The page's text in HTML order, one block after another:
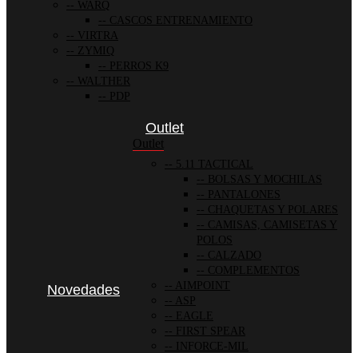
WARQ
CASCOS ENTRENAMIENTO
VIRTRA
ZYMIQ
PERROS K9
WALTHER
PDP
Novedades
Outlet
Outlet
5.11 TACTICAL
BOLSAS Y MOCHILAS
PANTALONES
CHAQUETAS Y POLARES
CAMISAS, CAMISETAS Y
POLOS
CALZADO
COMPLEMENTOS
AIMPOINT
ASP
EAGLE
FIRST SPEAR
INFORCE-MIL